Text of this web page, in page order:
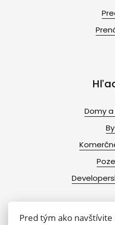
Domy
Pred tým ako